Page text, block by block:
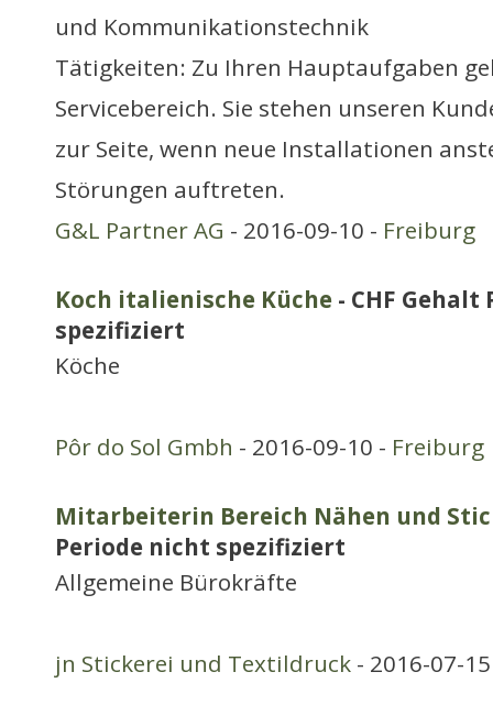
und Kommunikationstechnik
Tätigkeiten: Zu Ihren Hauptaufgaben
Servicebereich. Sie stehen unseren
zur Seite, wenn neue Installationen
Störungen auftreten.
G&L Partner AG - 2016-09-10 - Freiburg
Koch italienische Küche - CHF
spezifiziert
Köche
Pôr do Sol Gmbh - 2016-09-10 - Freiburg
Mitarbeiterin Bereich Nähen und
Periode nicht spezifiziert
Allgemeine Bürokräfte
jn Stickerei und Textildruck - 2016-07-